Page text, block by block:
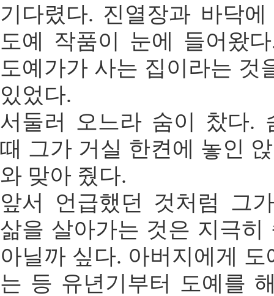
기다렸다. 진열장과 바닥
도예 작품이 눈에 들어왔
도예가가 사는 집이라는 것
있었다.
서둘러 오느라 숨이 찼다.
때 그가 거실 한켠에 놓인
와 맞아 줬다.
앞서 언급했던 것처럼 그
삶을 살아가는 것은 지극히
아닐까 싶다. 아버지에게
는 등 유년기부터 도예를